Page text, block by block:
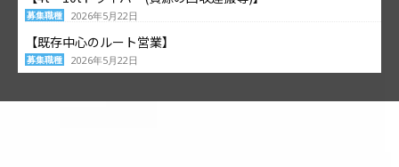
募集職種 2026年5月22日
【既存中心のルート営業】
募集職種 2026年5月22日